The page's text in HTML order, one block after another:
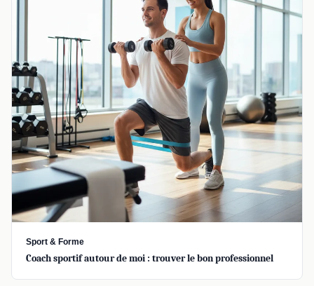
Sport & Forme
Coach sportif autour de moi : trouver le bon professionnel